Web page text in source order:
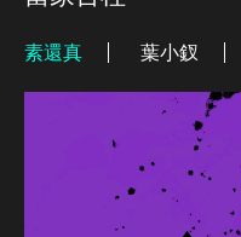
素還真 葉小釵